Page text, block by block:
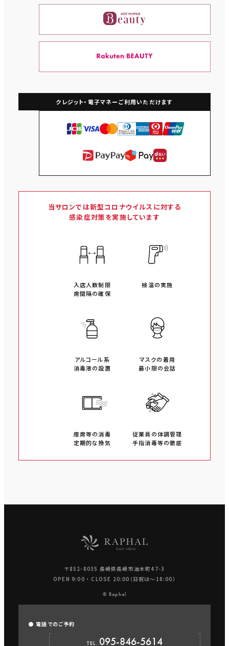
クレジット・電子マネーご利用いただけます
当サロンでは新型コロナウイルスに対する
感染症対策を実施しています
入店人数制限
席間隔の確保
検温の実施
アルコール系
消毒液の設置
マスクの着用
最小限の会話
座席等の消毒
定期的な換気
従業員の体調管理
手指消毒等の徹底
〒852-8035 長崎県長崎市油木町47-3
OPEN 9:00 ・ CLOSE 20:00（日祝は〜18:00）
© Raphal
● 電話でのご予約
TEL. 095-846-5614